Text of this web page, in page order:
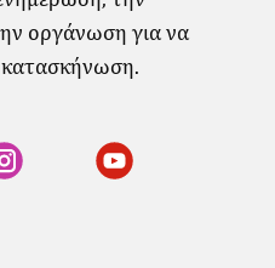
οργάνωση για να
κατασκήνωση.